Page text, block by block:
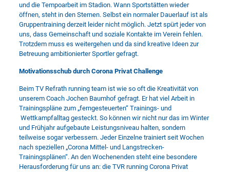
und die Tempoarbeit im Stadion. Wann Sportstätten wieder
öffnen, steht in den Sternen. Selbst ein normaler Dauerlauf ist als
Gruppentraining derzeit leider nicht möglich. Jetzt spürt jeder von
uns, dass Gemeinschaft und soziale Kontakte im Verein fehlen.
Trotzdem muss es weitergehen und da sind kreative Ideen zur
Betreuung ambitionierter Sportler gefragt.
Motivationsschub durch Corona Privat Challenge
Beim TV Refrath running team ist wie so oft die Kreativität von
unserem Coach Jochen Baumhof gefragt. Er hat viel Arbeit in
Trainingspläne zum „ferngesteuerten“ Trainings- und
Wettkampfalltag gesteckt. So können wir nicht nur das im Winter
und Frühjahr aufgebaute Leistungsniveau halten, sondern
teilweise sogar verbessern. Jeder Einzelne trainiert seit Wochen
nach speziellen „Corona Mittel- und Langstrecken-
Trainingsplänen“. An den Wochenenden steht eine besondere
Herausforderung für uns an: die TVR running Corona Privat